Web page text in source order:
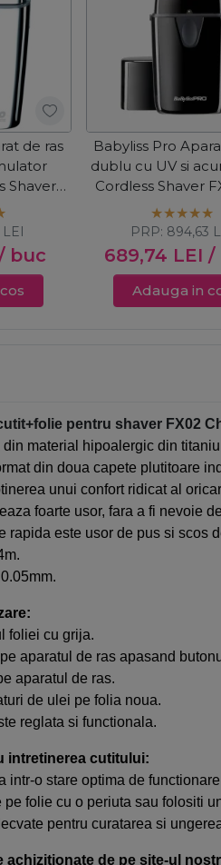
de ras
Shaver
buc
LEI
Babyliss Pro
dublu cu UV si
Cordless Shaver
689,74 LEI /
PRP: 894,63
Adauga in
pentru shaver FX02
material hipoalergic din
din doua capete plutitoare
unui confort ridicat al
foarte usor, fara a fi nevoie
rapida este usor de pus si scos
foliei cu grija.
aparatul de ras apasand
aparatul de ras.
de ulei pe folia noua.
reglata si functionala.
intretinerea cutitului:
intr-o stare optima de
pe folie cu o periuta sau folositi
pentru curatarea si
de pe site-ul